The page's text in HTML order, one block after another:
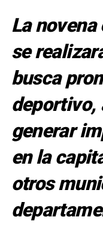
La
se
busca
deportivo,
generar
en la
otros